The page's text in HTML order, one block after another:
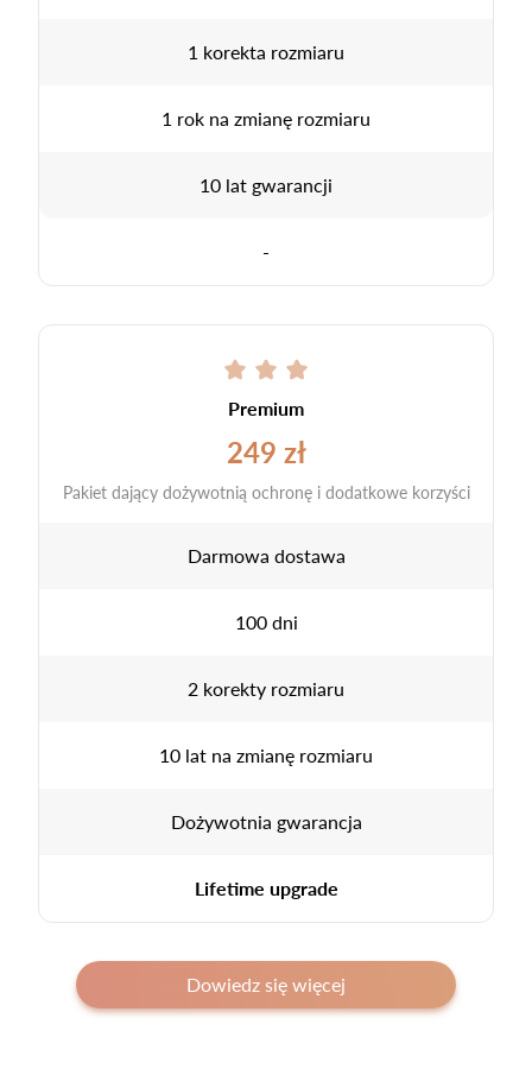
1 korekta rozmiaru
1 rok na zmianę rozmiaru
10 lat gwarancji
-
Premium
249 zł
Pakiet dający dożywotnią ochronę i dodatkowe korzyści
Darmowa dostawa
100 dni
2 korekty rozmiaru
10 lat na zmianę rozmiaru
Dożywotnia gwarancja
Lifetime upgrade
Dowiedz się więcej